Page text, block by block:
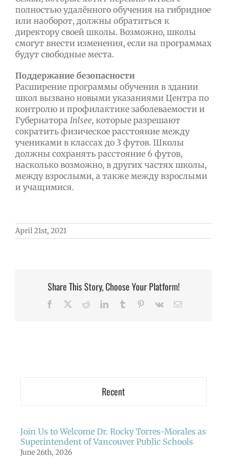
полностью удалённого обучения на гибридное
или наоборот, должны обратиться к
директору своей школы. Возможно, школы
смогут внести изменения, если на программах
будут свободные места.
Поддержание безопасности
Расширение программы обучения в здании
школ вызвано новыми указаниями Центра по
контролю и профилактике заболеваемости и
Губернатора Inlsee, которые разрешают
сократить физическое расстояние между
учениками в классах до 3 футов. Школы
должны сохранять расстояние 6 футов,
насколько возможно, в других частях школы,
между взрослыми, а также между взрослыми
и учащимися.
April 21st, 2021
Share This Story, Choose Your Platform!
Facebook RedditLinkedInTumblr Pinterest
Vk Email
Recent
Join Us to Welcome Dr. Rocky Torres-Morales as
Superintendent of Vancouver Public Schools
June 26th, 2026